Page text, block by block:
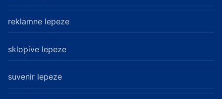
reklamne lepeze
sklopive lepeze
suvenir lepeze